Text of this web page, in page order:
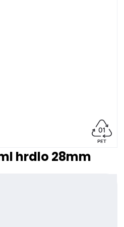
hrdlo 28mm